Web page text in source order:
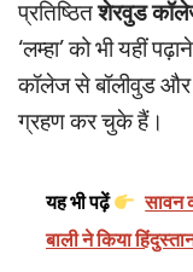
प्रतिष्ठितशेरवुड
‘लम्हा’ को भी यहीं
कॉलेज से बॉलीवुड और
ग्रहण कर चुके हैं।
यह भी पढ़ें
सावन
बाली ने किया